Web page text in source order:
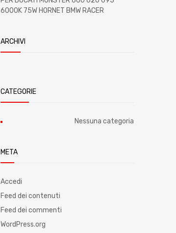
6000K 75W HORNET BMW RACER
ARCHIVI
CATEGORIE
Nessuna categoria
META
Accedi
Feed dei contenuti
Feed dei commenti
WordPress.org